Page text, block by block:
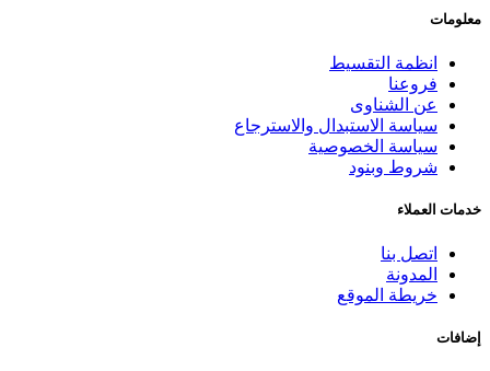
معلومات
انظمة التقسيط
فروعنا
عن الشناوى
سياسة الاستبدال والاسترجاع
سياسة الخصوصية
شروط وبنود
خدمات العملاء
اتصل بنا
المدونة
خريطة الموقع
إضافات